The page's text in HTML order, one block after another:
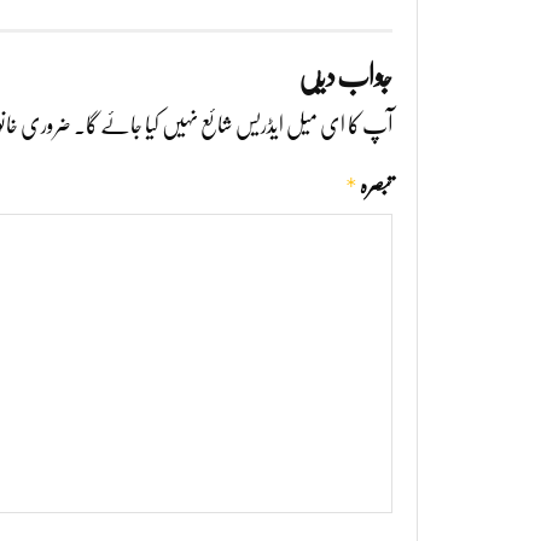
جواب دیں
آپ کا ای میل ایڈریس شائع نہیں کیا جائے گا۔ ضروری
تبصرہ *